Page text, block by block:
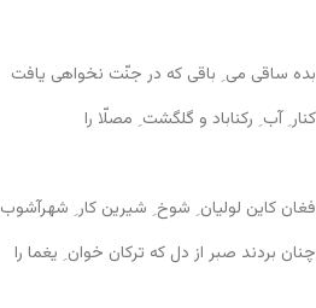
بده ساقی می ِ باقی که در جنّت نخواهی یافت
کنار ِ آب ِ رکناباد و گلگشت ِ مصلّا را
فغان کاین لولیان ِ شوخ ِ شیرین کار ِ شهرآشوب
چنان بردند صبر از دل که ترکان خوان ِ یغما را